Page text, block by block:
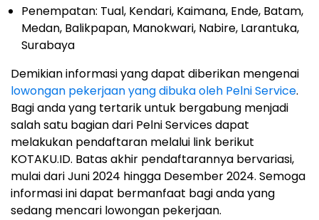
Penempatan: Tual, Kendari, Kaimana, Ende, Batam,
Medan, Balikpapan, Manokwari, Nabire, Larantuka,
Surabaya
Demikian informasi yang dapat diberikan mengenai
lowongan pekerjaan yang dibuka oleh Pelni Service.
Bagi anda yang tertarik untuk bergabung menjadi
salah satu bagian dari Pelni Services dapat
melakukan pendaftaran melalui link berikut
KOTAKU.ID. Batas akhir pendaftarannya bervariasi,
mulai dari Juni 2024 hingga Desember 2024. Semoga
informasi ini dapat bermanfaat bagi anda yang
sedang mencari lowongan pekerjaan.